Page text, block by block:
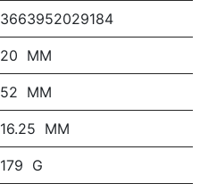
3663952029184
20 MM
52 MM
16.25 MM
179 G